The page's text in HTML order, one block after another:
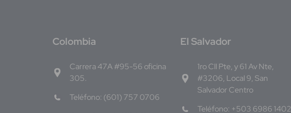
Colombia
Carrera 47A #95-56 oficina
305.
Teléfono: (601) 757 0706
El Salvador
1ro Cll Pte, y 61 Av Nte,
#3206, Local 9, San
Salvador Centro
Teléfono: +503 6986 1402